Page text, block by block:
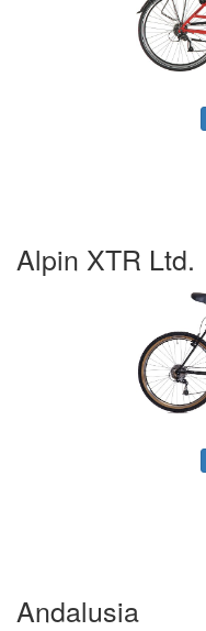
Alpin XTR Ltd.
Andalusia